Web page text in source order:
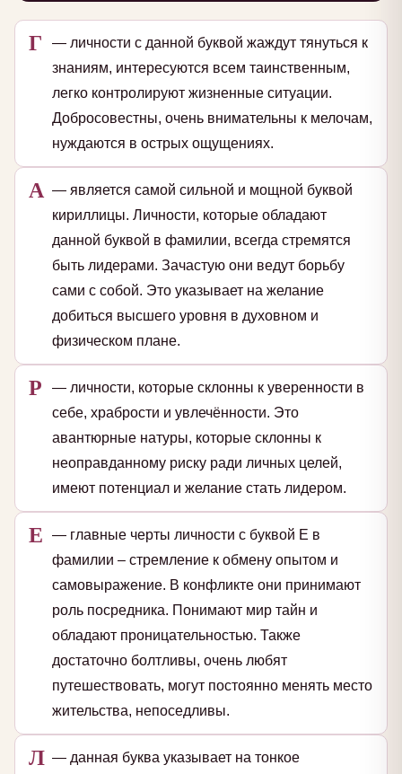
Г
— личности с данной буквой жаждут тянуться к
знаниям, интересуются всем таинственным,
легко контролируют жизненные ситуации.
Добросовестны, очень внимательны к мелочам,
нуждаются в острых ощущениях.
А — является самой сильной и мощной буквой
кириллицы. Личности, которые обладают
данной буквой в фамилии, всегда стремятся
быть лидерами. Зачастую они ведут борьбу
сами с собой. Это указывает на желание
добиться высшего уровня в духовном и
физическом плане.
Р
— личности, которые склонны к уверенности в
себе, храбрости и увлечённости. Это
авантюрные натуры, которые склонны к
неоправданному риску ради личных целей,
имеют потенциал и желание стать лидером.
Е
— главные черты личности с буквой Е в
фамилии – стремление к обмену опытом и
самовыражение. В конфликте они принимают
роль посредника. Понимают мир тайн и
обладают проницательностью. Также
достаточно болтливы, очень любят
путешествовать, могут постоянно менять место
жительства, непоседливы.
Л — данная буква указывает на тонкое